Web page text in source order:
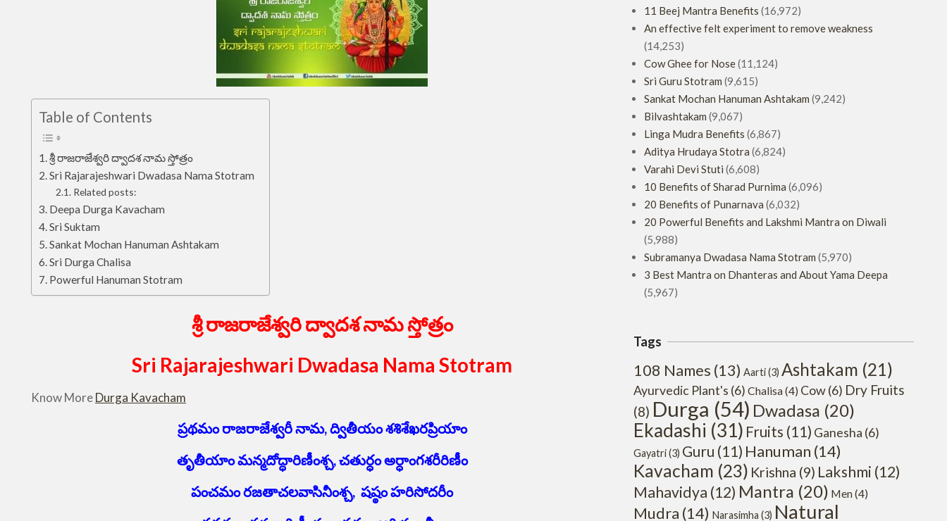
Table of Contents
శ్రీ రాజరాజేశ్వరి ద్వాదశ నామ స్తోత్రం
Sri Rajarajeshwari Dwadasa Nama Stotram
Related posts:
Deepa Durga Kavacham
Sri Suktam
Sankat Mochan Hanuman Ashtakam
Sri Durga Chalisa
Powerful Hanuman Stotram
శ్రీ రాజరాజేశ్వరి ద్వాదశ నామ స్తోత్రం
Sri Rajarajeshwari Dwadasa Nama Stotram
Know MoreDurga Kavacham
ప్రథమం రాజరాజేశ్వరీ నామ, ద్వితీయం శశిశేఖరప్రియాం
తృతీయాం మన్మదోద్ధారిణీంశ్చ, చతుర్ధం అర్ధాంగశరీరిణీం
పంచమం రజతాచలవాసినీంశ్చ, షష్ఠం హరిసోదరీం
11 Beej Mantra Benefits (16,972)
An effective felt experiment to remove weakness
(14,253)
Cow Ghee for Nose(11,124)
Sri Guru Stotram (9,615)
Sankat Mochan Hanuman Ashtakam (9,242)
Bilvashtakam (9,067)
Linga Mudra Benefits (6,867)
Aditya Hrudaya Stotra (6,824)
Varahi Devi Stuti (6,608)
10 Benefits of Sharad Purnima (6,096)
20 Benefits of Punarnava (6,032)
20 Powerful Benefits and Lakshmi Mantra on Diwali
(5,988)
Subramanya Dwadasa Nama Stotram (5,970)
3 Best Mantra on Dhanteras and About Yama Deepa
(5,967)
Tags
108 Names (13) Aarti(3) Ashtakam (21)
Ayurvedic Plant's (6) Chalisa(4) Cow(6) Dry Fruits
(8) Durga (54) Dwadasa (20)
Ekadashi (31) Fruits (11) Ganesha (6)
Gayatri(3) Guru (11) Hanuman (14)
Kavacham (23) Krishna (9) Lakshmi (12)
Mahavidya (12) Mantra (20) Men(4)
Mudra (14) Narasimha (3) Natural